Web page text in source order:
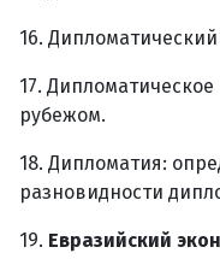
16.
17.
рубежом.
18. Дипломатия:
разновидности
19. Евразийский